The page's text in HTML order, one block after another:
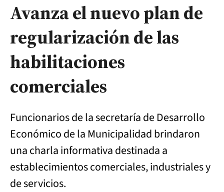
Avanza el nuevo plan de
regularización de las
habilitaciones
comerciales
Funcionarios de la secretaría de Desarrollo
Económico de la Municipalidad brindaron
una charla informativa destinada a
establecimientos comerciales, industriales y
de servicios.